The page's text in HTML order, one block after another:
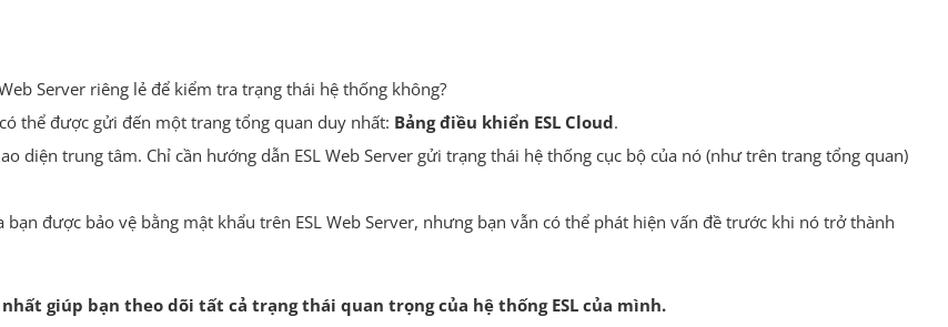
Server riêng lẻ để kiểm tra trạng thái hệ thống không?
thể được gửi đến một trang tổng quan duy nhất: Bảng điều khiển ESL Cloud.
diện trung tâm. Chỉ cần hướng dẫn ESL Web Server gửi trạng thái hệ thống cục bộ của nó (như trên trang tổng quan)
được bảo vệ bằng mật khẩu trên ESL Web Server, nhưng bạn vẫn có thể phát hiện vấn đề trước khi nó trở thành
giúp bạn theo dõi tất cả trạng thái quan trọng của hệ thống ESL của mình.